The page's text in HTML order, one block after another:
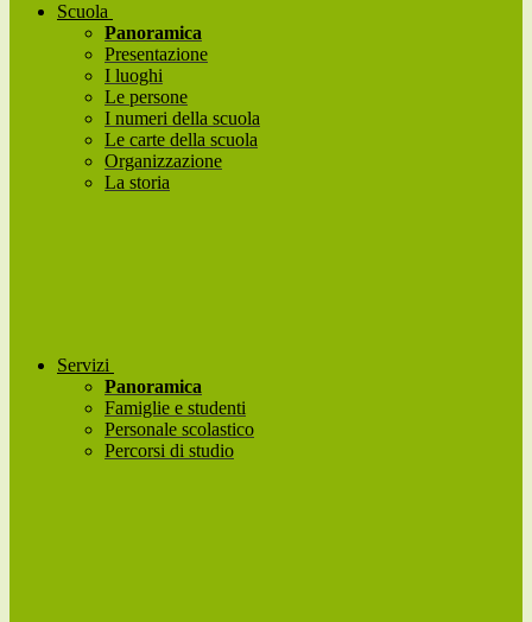
Scuola
Panoramica
Presentazione
I luoghi
Le persone
I numeri della scuola
Le carte della scuola
Organizzazione
La storia
Servizi
Panoramica
Famiglie e studenti
Personale scolastico
Percorsi di studio